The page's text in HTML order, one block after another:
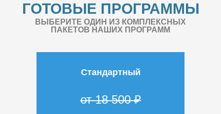
ГОТОВЫЕ ПРОГРАММЫ
ВЫБЕРИТЕ ОДИН ИЗ КОМПЛЕКСНЫХ
ПАКЕТОВ НАШИХ ПРОГРАММ
Стандартный
от 18 500 ₽